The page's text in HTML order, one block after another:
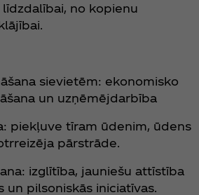
no kopienu
sievietēm: ekonomisko
un uzņēmējdarbība
piekļuve tīram ūdenim, ūdens
pārstrāde.
izglītība, jauniešu attīstība
un pilsoniskās iniciatīvas.